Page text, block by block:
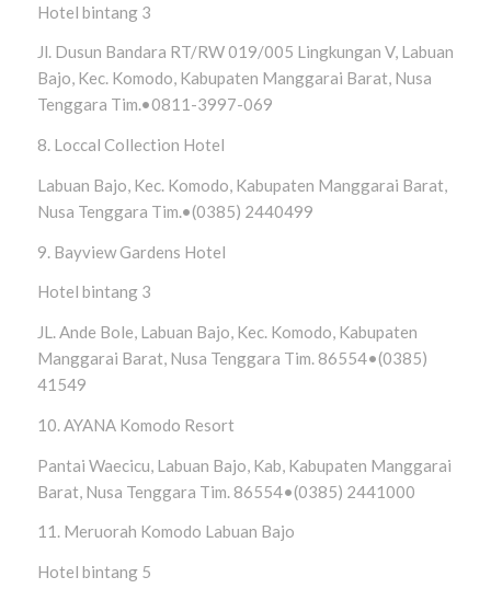
Hotel bintang 3
Jl. Dusun Bandara RT/RW 019/005 Lingkungan V, Labuan
Bajo, Kec. Komodo, Kabupaten Manggarai Barat, Nusa
Tenggara Tim.•0811-3997-069
8. Loccal Collection Hotel
Labuan Bajo, Kec. Komodo, Kabupaten Manggarai Barat,
Nusa Tenggara Tim.•(0385) 2440499
9. Bayview Gardens Hotel
Hotel bintang 3
JL. Ande Bole, Labuan Bajo, Kec. Komodo, Kabupaten
Manggarai Barat, Nusa Tenggara Tim. 86554•(0385)
41549
10. AYANA Komodo Resort
Pantai Waecicu, Labuan Bajo, Kab, Kabupaten Manggarai
Barat, Nusa Tenggara Tim. 86554•(0385) 2441000
11. Meruorah Komodo Labuan Bajo
Hotel bintang 5